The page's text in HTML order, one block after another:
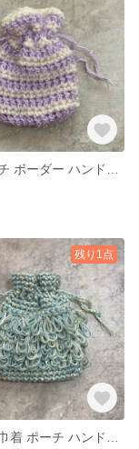
残り1点